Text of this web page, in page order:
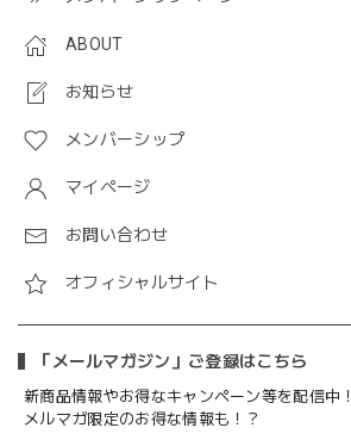
ABOUT
お知らせ
メンバーシップ
マイページ
お問い合わせ
オフィシャルサイト
「メールマガジン」ご登録はこちら
新商品情報やお得なキャンペーン等を配信中！
メルマガ限定のお得な情報も！？